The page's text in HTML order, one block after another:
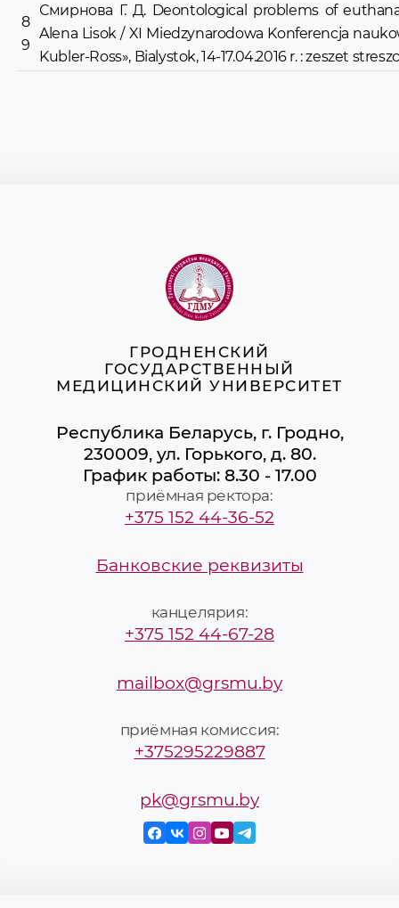
8
9
Смирнова Г. Д. Deontological problems of
Alena Lisok / XІ Miedzynarodowa Konferencja
Kubler-Ross», Bialystok, 14-17.04.2016 r. : zeszet
ГРОДНЕНСКИЙ
ГОСУДАРСТВЕННЫЙ
МЕДИЦИНСКИЙ УНИВЕРСИТЕТ
Республика Беларусь, г. Гродно,
230009, ул. Горького, д. 80.
График работы: 8.30 - 17.00
приёмная ректора:
+375 152 44-36-52
Банковские реквизиты
канцелярия:
+375 152 44-67-28
mailbox@grsmu.by
приёмная комиссия:
+375295229887
pk@grsmu.by